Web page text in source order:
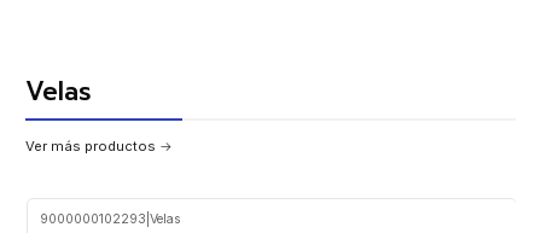
Velas
Ver más productos
9000000102293 Velas